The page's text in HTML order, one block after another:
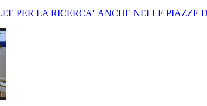
PER LA RICERCA'' ANCHE NELLE PIAZZE